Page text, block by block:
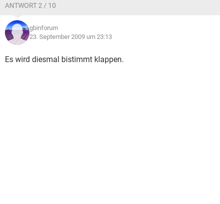
ANTWORT 2 / 10
gbinforum
23. September 2009 um 23:13
Es wird diesmal bistimmt klappen.